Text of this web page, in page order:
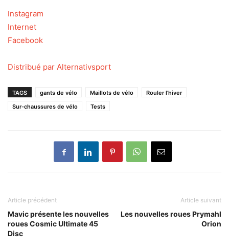
Instagram
Internet
Facebook
Distribué par Alternativsport
TAGS gants de vélo Maillots de vélo
Rouler l'hiver
Sur-chaussures de vélo
Tests
Article précédent
Mavic présente les nouvelles
roues Cosmic Ultimate 45
Disc
Article suivant
Les nouvelles roues Prymahl
Orion